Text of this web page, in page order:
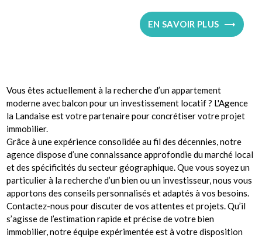
EN SAVOIR PLUS
Vous êtes actuellement à la recherche d’un appartement
moderne avec balcon pour un investissement locatif ? L'Agence
la Landaise est votre partenaire pour concrétiser votre projet
immobilier.
Grâce à une expérience consolidée au fil des décennies, notre
agence dispose d’une connaissance approfondie du marché local
et des spécificités du secteur géographique. Que vous soyez un
particulier à la recherche d’un bien ou un investisseur, nous vous
apportons des conseils personnalisés et adaptés à vos besoins.
Contactez-nous pour discuter de vos attentes et projets. Qu’il
s’agisse de l’estimation rapide et précise de votre bien
immobilier, notre équipe expérimentée est à votre disposition